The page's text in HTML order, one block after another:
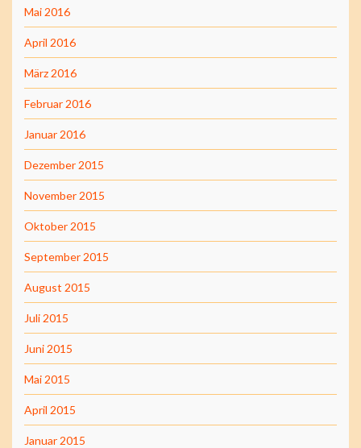
Mai 2016
April 2016
März 2016
Februar 2016
Januar 2016
Dezember 2015
November 2015
Oktober 2015
September 2015
August 2015
Juli 2015
Juni 2015
Mai 2015
April 2015
Januar 2015